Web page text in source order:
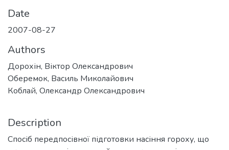
Date
2007-08-27
Authors
Дорохін, Віктор Олександрович
Оберемок, Василь Миколайович
Коблай, Олександр Олександрович
Description
Спосіб передпосівної підготовки насіння гороху, що